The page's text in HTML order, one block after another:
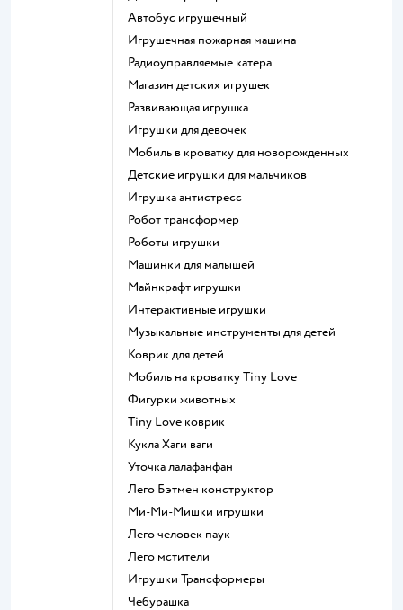
Автобус игрушечный
Игрушечная пожарная машина
Радиоуправляемые катера
Магазин детских игрушек
Развивающая игрушка
Игрушки для девочек
Мобиль в кроватку для новорожденных
Детские игрушки для мальчиков
Игрушка антистресс
Робот трансформер
Роботы игрушки
Машинки для малышей
Майнкрафт игрушки
Интерактивные игрушки
Музыкальные инструменты для детей
Коврик для детей
Мобиль на кроватку Tiny Love
Фигурки животных
Tiny Love коврик
Кукла Хаги ваги
Уточка лалафанфан
Лего Бэтмен конструктор
Ми-Ми-Мишки игрушки
Лего человек паук
Лего мстители
Игрушки Трансформеры
Чебурашка